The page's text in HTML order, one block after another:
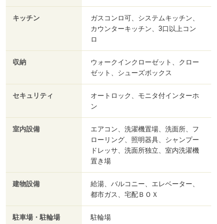
キッチン
ガスコンロ可、システムキッチン、
カウンターキッチン、3口以上コン
ロ
収納
ウォークインクローゼット、クロー
ゼット、シューズボックス
セキュリティ
オートロック、モニタ付インターホ
ン
室内設備
エアコン、洗濯機置場、洗面所、フ
ローリング、照明器具、シャンプー
ドレッサ、洗面所独立、室内洗濯機
置き場
建物設備
給湯、バルコニー、エレベーター、
都市ガス、宅配ＢＯＸ
駐車場・駐輪場 駐輪場